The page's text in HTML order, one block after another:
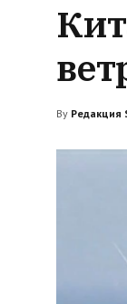
By Редакция